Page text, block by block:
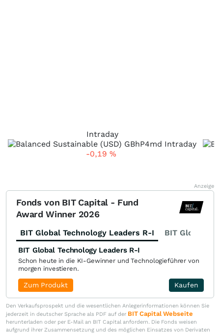
Intraday
-0,19 %
Anzeige
Fonds von BIT Capital - Fund
Award Winner 2026
BIT Global Technology Leaders R-I BIT Global
BIT Global Technology Leaders R-I
Schon heute in die KI-Gewinner und Technologieführer von
morgen investieren.
Kaufen
Zum Produkt
Den Verkaufsprospekt und die wesentlichen Anlegerinformationen können Sie
jederzeit in deutscher Sprache als PDF auf der BIT Capital Webseite
herunterladen oder per E-Mail an BIT Capital anfordern. Die Fonds weisen
aufgrund ihrer Zusammensetzung und des möglichen Einsatzes von Derivaten